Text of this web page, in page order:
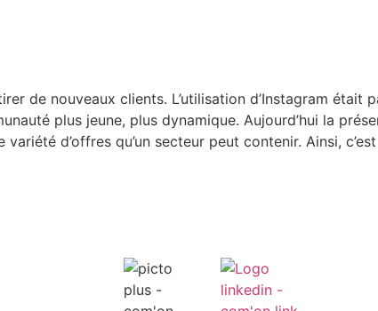
de nouveaux clients. L’utilisation d’Instagram était
plus jeune, plus dynamique. Aujourd’hui la
d’offres qu’un secteur peut contenir. Ainsi,